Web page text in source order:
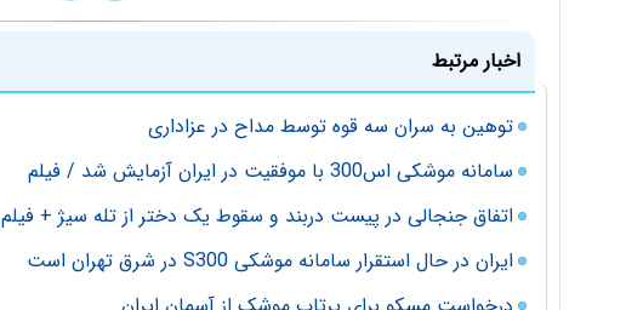
اخبار مرتبط
توهین به سران سه قوه توسط مداح در عزاداری
سامانه موشکی اس300 با موفقیت در ایران آزمایش شد / فیلم
اتفاق جنجالی در پیست دربند و سقوط یک دختر از تله سیژ + فیلم
ایران در حال استقرار سامانه موشکی S300 در شرق تهران است